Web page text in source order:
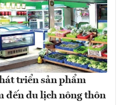
triển sản phẩm
đến du lịch nông thôn